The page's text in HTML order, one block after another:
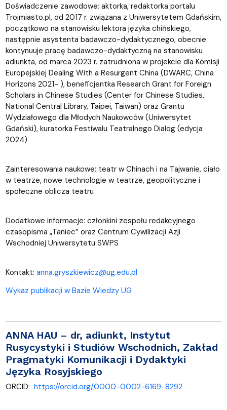
Doświadczenie zawodowe: aktorka, redaktorka portalu
Trojmiasto.pl, od 2017 r. związana z Uniwersytetem Gdańskim,
początkowo na stanowisku lektora języka chińskiego,
następnie asystenta badawczo-dydaktycznego, obecnie
kontynuuje pracę badawczo-dydaktyczną na stanowisku
adiunkta, od marca 2023 r. zatrudniona w projekcie dla Komisji
Europejskiej Dealing With a Resurgent China (DWARC, China
Horizons 2021- ), beneficjentka Research Grant for Foreign
Scholars in Chinese Studies (Center for Chinese Studies,
National Central Library, Taipei, Taiwan) oraz Grantu
Wydziałowego dla Młodych Naukowców (Uniwersytet
Gdański), kuratorka Festiwalu Teatralnego Dialog (edycja
2024)
Zainteresowania naukowe: teatr w Chinach i na Tajwanie, ciało
w teatrze, nowe technologie w teatrze, geopolityczne i
społeczne oblicza teatru
Dodatkowe informacje: członkini zespołu redakcyjnego
czasopisma „Taniec” oraz Centrum Cywilizacji Azji
Wschodniej Uniwersytetu SWPS
Kontakt: anna.gryszkiewicz@ug.edu.pl
Wykaz publikacji w Bazie Wiedzy UG
ANNA HAU – dr, adiunkt, Instytut
Rusycystyki i Studiów Wschodnich, Zakład
Pragmatyki Komunikacji i Dydaktyki
Języka Rosyjskiego
ORCID: https://orcid.org/0000-0002-6169-8292